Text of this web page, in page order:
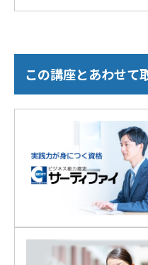
この講座とあわせて